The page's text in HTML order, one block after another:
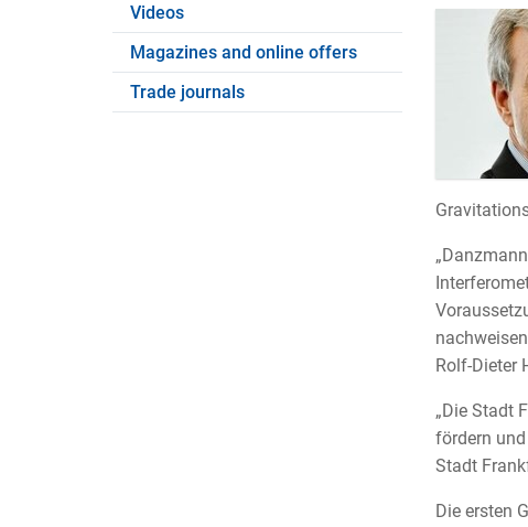
Videos
Magazines and online offers
Trade journals
Rolf-Dieter
„Die Stadt
fördern
Stadt
Die ersten